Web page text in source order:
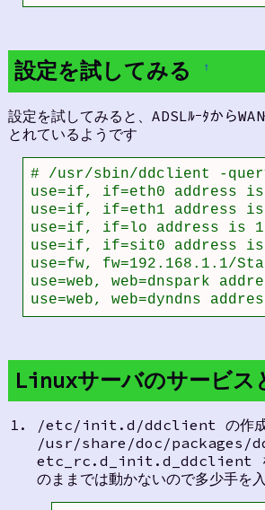
設定を試してみる †
設定を試してみると、ADSLﾙｰﾀから
とれているようです
# /usr/sbin/ddclient -
use=if, if=eth0 address is
use=if, if=eth1 address is
use=if, if=lo address is
use=if, if=sit0 address is
use=fw, fw=192.168.1.1/
use=web, web=dnspark
use=web, web=dyndns
Linuxサーバのサービス
/etc/init.d/ddclient の作
/usr/share/doc/packages/
etc_rc.d_init.d_ddclient を
のままでは動かないので多少手を